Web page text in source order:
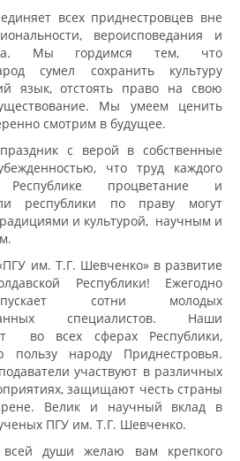
всех приднестровцев вне
вероисповедания и
Мы гордимся тем, что
сумел сохранить культуру
язык, отстоять право на свою
Мы умеем ценить
смотрим в будущее.
с верой в собственные
что труд каждого
процветание и
республики по праву могут
и культурой, научным и
им. Т.Г. Шевченко» в развитие
Республики! Ежегодно
сотни молодых
специалистов. Наши
во всех сферах Республики,
пользу народу Приднестровья.
участвуют в различных
защищают честь страны
Велик и научный вклад в
ПГУ им. Т.Г. Шевченко.
души желаю вам крепкого